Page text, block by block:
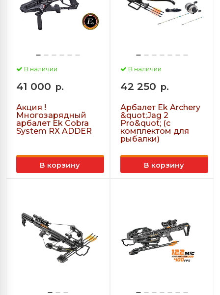
В наличии
41 000 р.
Акция !
Многозарядный
арбалет Ek Cobra
System RX ADDER
В корзину
В наличии
42 250 р.
Арбалет Ek Archery
&quot;Jag 2
Pro&quot; (с
комплектом для
рыбалки)
В корзину